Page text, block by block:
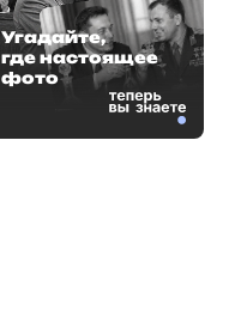
Угадайте,
где настоящее
фото